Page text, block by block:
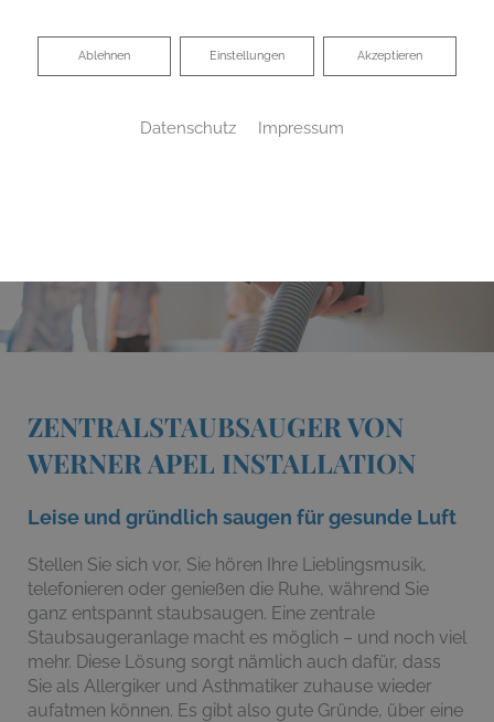
ZENTRALSTAUBSAUGER VON
WERNER APEL INSTALLATION
Leise und gründlich saugen für gesunde Luft
Stellen Sie sich vor, Sie hören Ihre Lieblingsmusik,
telefonieren oder genießen die Ruhe, während Sie
ganz entspannt staubsaugen. Eine zentrale
Staubsaugeranlage macht es möglich – und noch viel
mehr. Diese Lösung sorgt nämlich auch dafür, dass
Sie als Allergiker und Asthmatiker zuhause wieder
aufatmen können. Es gibt also gute Gründe, über eine
Akzeptieren
Einstellungen
Ablehnen
Ablehnen
Datenschutz Impressum